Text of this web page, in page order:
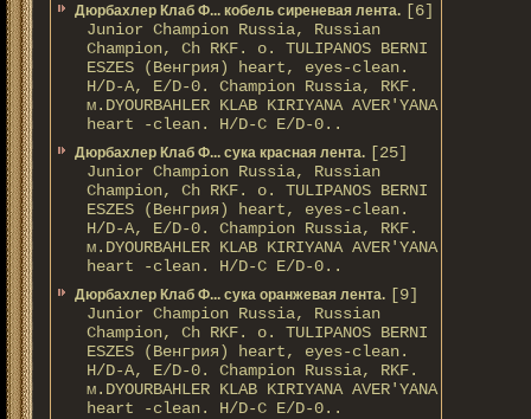
Дюрбахлер Клаб Ф... кобель сиреневая лента. [6]
Junior Champion Russia, Russian
Champion, Ch RKF. о. TULIPANOS BERNI
ESZES (Венгрия) heart, eyes-clean.
H/D-A, E/D-0. Champion Russia, RKF.
м.DYOURBAHLER KLAB KIRIYANA AVER'YANA
heart -clean. H/D-С E/D-0..
Дюрбахлер Клаб Ф... сука красная лента. [25]
Junior Champion Russia, Russian
Champion, Ch RKF. о. TULIPANOS BERNI
ESZES (Венгрия) heart, eyes-clean.
H/D-A, E/D-0. Champion Russia, RKF.
м.DYOURBAHLER KLAB KIRIYANA AVER'YANA
heart -clean. H/D-С E/D-0..
Дюрбахлер Клаб Ф... сука оранжевая лента. [9]
Junior Champion Russia, Russian
Champion, Ch RKF. о. TULIPANOS BERNI
ESZES (Венгрия) heart, eyes-clean.
H/D-A, E/D-0. Champion Russia, RKF.
м.DYOURBAHLER KLAB KIRIYANA AVER'YANA
heart -clean. H/D-С E/D-0..